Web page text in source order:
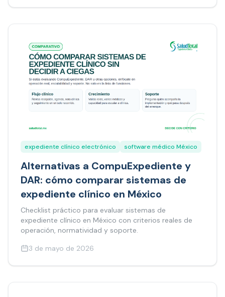
expediente clínico electrónico software médico México
Alternativas a CompuExpediente y
DAR: cómo comparar sistemas de
expediente clínico en México
Checklist práctico para evaluar sistemas de
expediente clínico en México con criterios reales de
operación, normatividad y soporte.
3 de mayo de 2026